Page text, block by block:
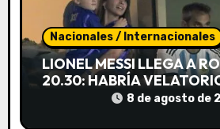
d
e
Nacionales / Internacionales
LIONEL MESSI LLEGA A
20.30: HABRÍA
JORGE MESSI, SIN8 de agosto de